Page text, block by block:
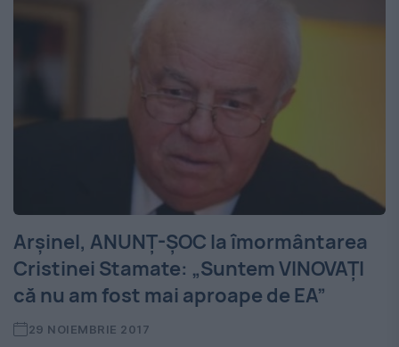
Arșinel, ANUNȚ-ȘOC la îmormântarea
Cristinei Stamate: „Suntem VINOVAȚI
că nu am fost mai aproape de EA”
29 NOIEMBRIE 2017